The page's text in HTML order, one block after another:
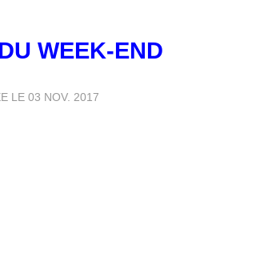
WEEK-END
LE 03 NOV. 2017